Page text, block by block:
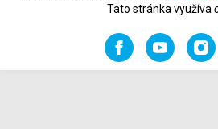
Tato stránka využíva
FacebookYouTube